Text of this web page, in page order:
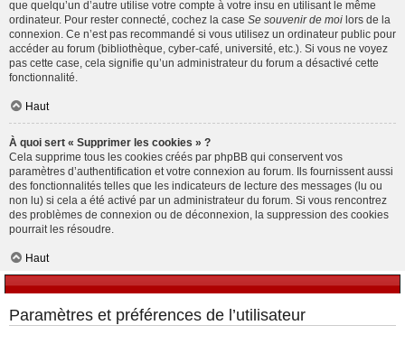
que quelqu’un d’autre utilise votre compte à votre insu en utilisant le même
ordinateur. Pour rester connecté, cochez la case Se souvenir de moi lors de la
connexion. Ce n’est pas recommandé si vous utilisez un ordinateur public pour
accéder au forum (bibliothèque, cyber-café, université, etc.). Si vous ne voyez
pas cette case, cela signifie qu’un administrateur du forum a désactivé cette
fonctionnalité.
Haut
À quoi sert « Supprimer les cookies » ?
Cela supprime tous les cookies créés par phpBB qui conservent vos
paramètres d’authentification et votre connexion au forum. Ils fournissent aussi
des fonctionnalités telles que les indicateurs de lecture des messages (lu ou
non lu) si cela a été activé par un administrateur du forum. Si vous rencontrez
des problèmes de connexion ou de déconnexion, la suppression des cookies
pourrait les résoudre.
Haut
Paramètres et préférences de l’utilisateur